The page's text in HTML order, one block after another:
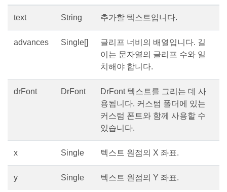
text String 추가할 텍스트입니다.
advances Single[]
글리프 너비의 배열입니다. 길
이는 문자열의 글리프 수와 일
치해야 합니다.
drFont DrFont
DrFont 텍스트를 그리는 데 사
용됩니다. 커스텀 폴더에 있는
커스텀 폰트와 함께 사용할 수
있습니다.
x Single 텍스트 원점의 X 좌표.
y Single 텍스트 원점의 Y 좌표.